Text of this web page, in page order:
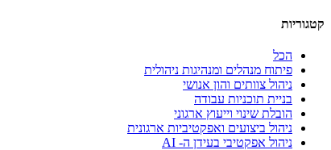
קטגוריות
הכל
פיתוח מנהלים ומנהיגות ניהולית
ניהול צוותים והון אנושי
בניית תוכניות עבודה
הובלת שינוי וייעוץ ארגוני
ניהול ביצועים ואפקטיביות ארגונית
ניהול אפקטיבי בעידן ה- AI